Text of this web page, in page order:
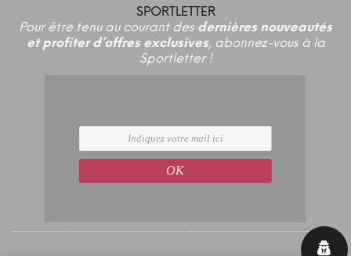
SPORTLETTER
Pour être tenu au courant des dernières nouveautés
et profiter d’offres exclusives, abonnez-vous à la
Sportletter !
OK